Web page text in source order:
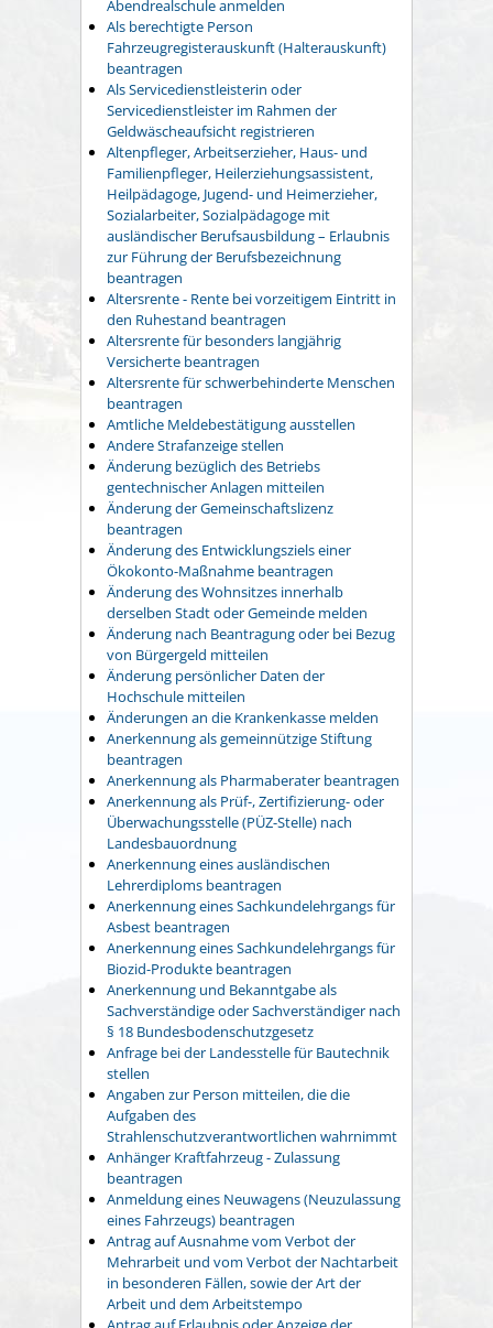
Abendrealschule anmelden
Als berechtigte Person
Fahrzeugregisterauskunft (Halterauskunft)
beantragen
Als Servicedienstleisterin oder
Servicedienstleister im Rahmen der
Geldwäscheaufsicht registrieren
Altenpfleger, Arbeitserzieher, Haus- und
Familienpfleger, Heilerziehungsassistent,
Heilpädagoge, Jugend- und Heimerzieher,
Sozialarbeiter, Sozialpädagoge mit
ausländischer Berufsausbildung – Erlaubnis
zur Führung der Berufsbezeichnung
beantragen
Altersrente - Rente bei vorzeitigem Eintritt in
den Ruhestand beantragen
Altersrente für besonders langjährig
Versicherte beantragen
Altersrente für schwerbehinderte Menschen
beantragen
Amtliche Meldebestätigung ausstellen
Andere Strafanzeige stellen
Änderung bezüglich des Betriebs
gentechnischer Anlagen mitteilen
Änderung der Gemeinschaftslizenz
beantragen
Änderung des Entwicklungsziels einer
Ökokonto-Maßnahme beantragen
Änderung des Wohnsitzes innerhalb
derselben Stadt oder Gemeinde melden
Änderung nach Beantragung oder bei Bezug
von Bürgergeld mitteilen
Änderung persönlicher Daten der
Hochschule mitteilen
Änderungen an die Krankenkasse melden
Anerkennung als gemeinnützige Stiftung
beantragen
Anerkennung als Pharmaberater beantragen
Anerkennung als Prüf-, Zertifizierung- oder
Überwachungsstelle (PÜZ-Stelle) nach
Landesbauordnung
Anerkennung eines ausländischen
Lehrerdiploms beantragen
Anerkennung eines Sachkundelehrgangs für
Asbest beantragen
Anerkennung eines Sachkundelehrgangs für
Biozid-Produkte beantragen
Anerkennung und Bekanntgabe als
Sachverständige oder Sachverständiger nach
§ 18 Bundesbodenschutzgesetz
Anfrage bei der Landesstelle für Bautechnik
stellen
Angaben zur Person mitteilen, die die
Aufgaben des
Strahlenschutzverantwortlichen wahrnimmt
Anhänger Kraftfahrzeug - Zulassung
beantragen
Anmeldung eines Neuwagens (Neuzulassung
eines Fahrzeugs) beantragen
Antrag auf Ausnahme vom Verbot der
Mehrarbeit und vom Verbot der Nachtarbeit
in besonderen Fällen, sowie der Art der
Arbeit und dem Arbeitstempo